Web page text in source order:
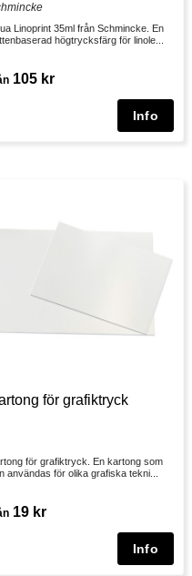
Linoprint 35ml från Schmincke. En
högtrycksfärg för linole...
105 kr
för grafiktryck
för grafiktryck. En kartong som
användas för olika grafiska tekni...
19 kr